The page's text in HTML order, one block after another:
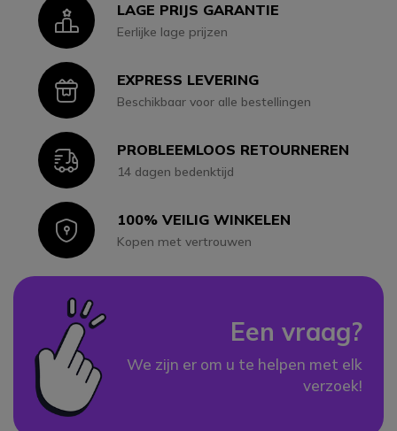
IconLAGE PRIJS GARANTIE
Eerlijke lage prijzen
IconEXPRESS LEVERING
Beschikbaar voor alle bestellingen
IconPROBLEEMLOOS RETOURNEREN
14 dagen bedenktijd
Icon100% VEILIG WINKELEN
Kopen met vertrouwen
Een vraag?
We zijn er om u te helpen met elk
verzoek!